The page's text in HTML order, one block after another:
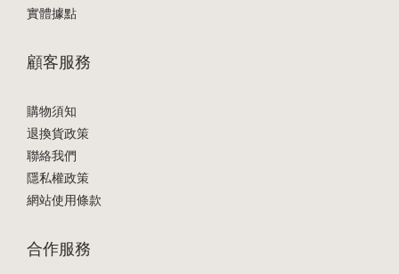
實體據點
顧客服務
購物須知
退換貨政策
聯絡我們
隱私權政策
網站使用條款
合作服務